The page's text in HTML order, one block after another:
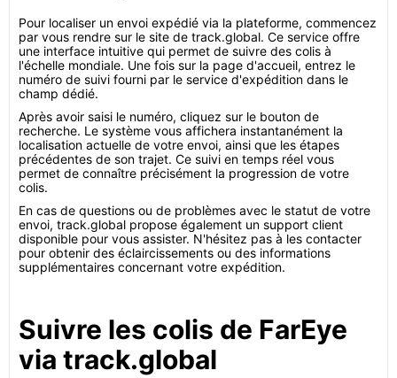
Pour localiser un envoi expédié via la plateforme, commencez
par vous rendre sur le site de track.global. Ce service offre
une interface intuitive qui permet de suivre des colis à
l'échelle mondiale. Une fois sur la page d'accueil, entrez le
numéro de suivi fourni par le service d'expédition dans le
champ dédié.
Après avoir saisi le numéro, cliquez sur le bouton de
recherche. Le système vous affichera instantanément la
localisation actuelle de votre envoi, ainsi que les étapes
précédentes de son trajet. Ce suivi en temps réel vous
permet de connaître précisément la progression de votre
colis.
En cas de questions ou de problèmes avec le statut de votre
envoi, track.global propose également un support client
disponible pour vous assister. N'hésitez pas à les contacter
pour obtenir des éclaircissements ou des informations
supplémentaires concernant votre expédition.
Suivre les colis de FarEye
via track.global